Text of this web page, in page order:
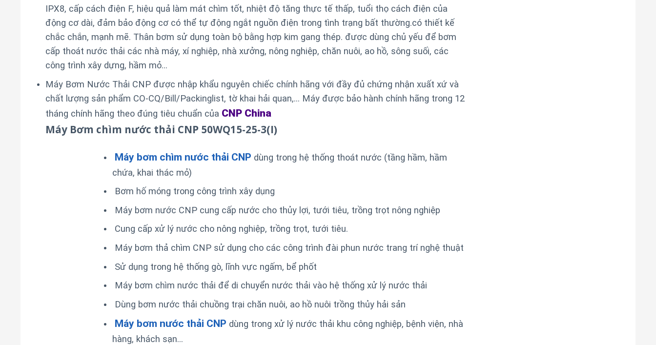
IPX8, cấp cách điện F, hiệu quả làm mát chìm tốt, nhiệt độ tăng thực tế thấp, tuổi thọ cách điện của
động cơ dài, đảm bảo động cơ có thể tự động ngắt nguồn điện trong tình trạng bất thường.có thiết kế
chắc chắn, mạnh mẽ. Thân bơm sử dụng toàn bộ bằng hợp kim gang thép. được dùng chủ yếu để bơm
cấp thoát nước thải các nhà máy, xí nghiệp, nhà xưởng, nông nghiệp, chăn nuôi, ao hồ, sông suối, các
công trình xây dựng, hầm mỏ…
Máy Bơm Nước Thải CNP được nhập khẩu nguyên chiếc chính hãng với đầy đủ chứng nhận xuất xứ và
chất lượng sản phẩm CO-CQ/Bill/Packinglist, tờ khai hải quan,… Máy được bảo hành chính hãng trong 12
tháng chính hãng theo đúng tiêu chuẩn của CNP China
Máy Bơm chìm nước thải CNP 50WQ15-25-3(I)
Máy bơm chìm nước thải CNP dùng trong hệ thống thoát nước (tầng hầm, hầm
chứa, khai thác mỏ)
Bơm hố móng trong công trình xây dụng
Máy bơm nước CNP cung cấp nước cho thủy lợi, tưới tiêu, trồng trọt nông nghiệp
Cung cấp xử lý nước cho nông nghiệp, trồng trọt, tưới tiêu.
Máy bơm thả chìm CNP sử dụng cho các công trình đài phun nước trang trí nghệ thuật
Sử dụng trong hệ thống gò, lĩnh vực ngấm, bể phốt
Máy bơm chìm nước thải để di chuyển nước thải vào hệ thống xử lý nước thải
Dùng bơm nước thải chuồng trại chăn nuôi, ao hồ nuôi trồng thủy hải sản
Máy bơm nước thải CNP dùng trong xử lý nước thải khu công nghiệp, bệnh viện, nhà
hàng, khách sạn…